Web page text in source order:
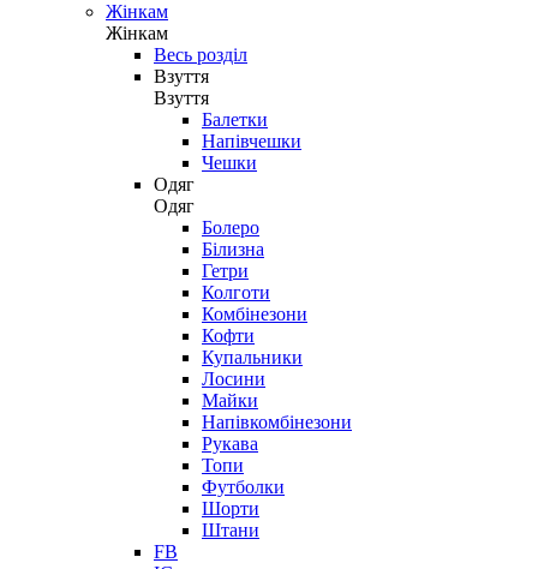
Жінкам
Жінкам
Весь розділ
Взуття
Взуття
Балетки
Напівчешки
Чешки
Одяг
Одяг
Болеро
Білизна
Гетри
Колготи
Комбінезони
Кофти
Купальники
Лосини
Майки
Напівкомбінезони
Рукава
Топи
Футболки
Шорти
Штани
FB